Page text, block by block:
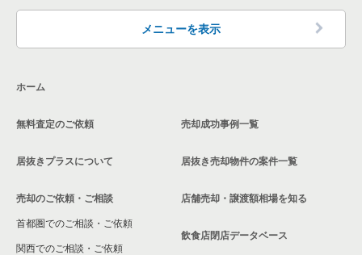
我孫子市の飲食店の居抜き売却物件の案件一覧
千葉市稲毛区の飲食店の居抜き売却物件の案件一覧
流山市の飲食店の居抜き売却物件の案件一覧
千葉市緑区の飲食店の居抜き売却物件の案件一覧
白井市の飲食店の居抜き売却物件の案件一覧
千葉県のその他の居抜き売却物件の案件一覧
メニューを表示
ホーム
無料査定のご依頼
居抜きプラスについて
売却のご依頼・ご相談
首都圏でのご相談・ご依頼
関西でのご相談・ご依頼
売却成功事例一覧
居抜き売却物件の案件一覧
店舗売却・譲渡額相場を知る
飲食店閉店データベース